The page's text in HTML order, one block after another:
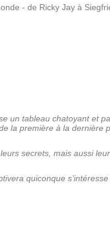
- de Ricky Jay à
un tableau chatoyant et
la première à la dernière
secrets, mais aussi
quiconque s’intéresse